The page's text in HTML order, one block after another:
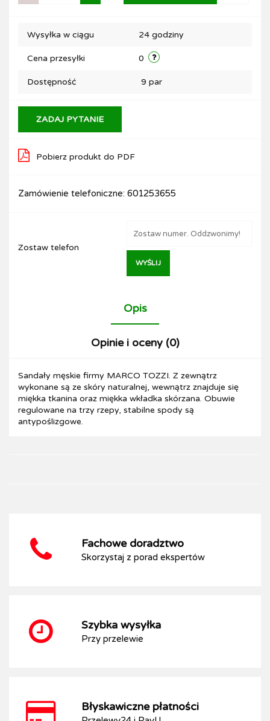
Wysyłka w ciągu 24 godziny
Cena przesyłki 0
Dostępność 9 par
ZADAJ PYTANIE
Pobierz produkt do PDF
Zamówienie telefoniczne: 601253655
Zostaw telefon
WYŚLIJ
Opis
Opinie i oceny (0)
Sandały męskie firmy MARCO TOZZI. Z zewnątrz
wykonane są ze skóry naturalnej, wewnątrz znajduje się
miękka tkanina oraz miękka wkładka skórzana. Obuwie
regulowane na trzy rzepy, stabilne spody są
antypoślizgowe.
Fachowe doradztwo
Skorzystaj z porad ekspertów
Szybka wysyłka
Przy przelewie
Błyskawiczne płatności